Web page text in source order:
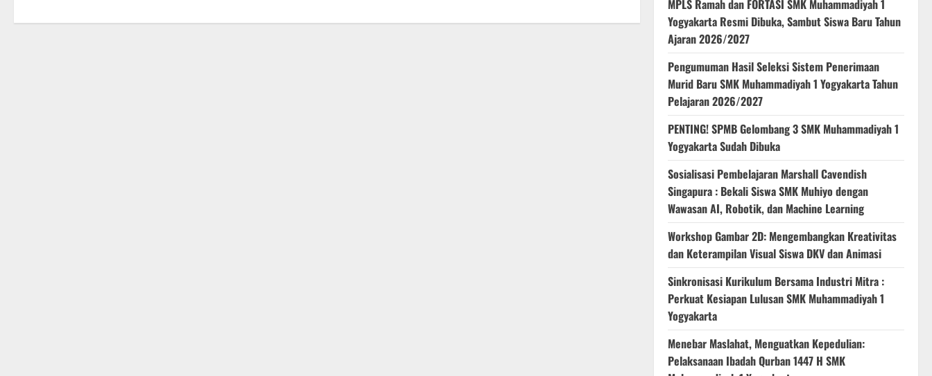
Pandemi
MPLS Ramah dan FORTASI SMK Muhammadiyah 1
Yogyakarta Resmi Dibuka, Sambut Siswa Baru Tahun
Ajaran 2026/2027
Pengumuman Hasil Seleksi Sistem Penerimaan
Murid Baru SMK Muhammadiyah 1 Yogyakarta Tahun
Pelajaran 2026/2027
PENTING! SPMB Gelombang 3 SMK Muhammadiyah 1
Yogyakarta Sudah Dibuka
Sosialisasi Pembelajaran Marshall Cavendish
Singapura : Bekali Siswa SMK Muhiyo dengan
Wawasan AI, Robotik, dan Machine Learning
Workshop Gambar 2D: Mengembangkan Kreativitas
dan Keterampilan Visual Siswa DKV dan Animasi
Sinkronisasi Kurikulum Bersama Industri Mitra :
Perkuat Kesiapan Lulusan SMK Muhammadiyah 1
Yogyakarta
Menebar Maslahat, Menguatkan Kepedulian:
Pelaksanaan Ibadah Qurban 1447 H SMK